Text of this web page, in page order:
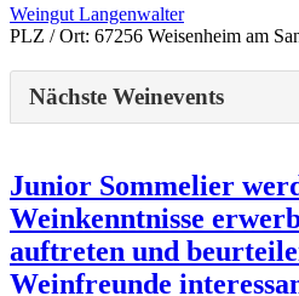
Weingut Langenwalter
PLZ / Ort: 67256 Weisenheim am
Nächste Weinevents
Junior Sommelier
Weinkenntnisse
auftreten und
Weinfreunde